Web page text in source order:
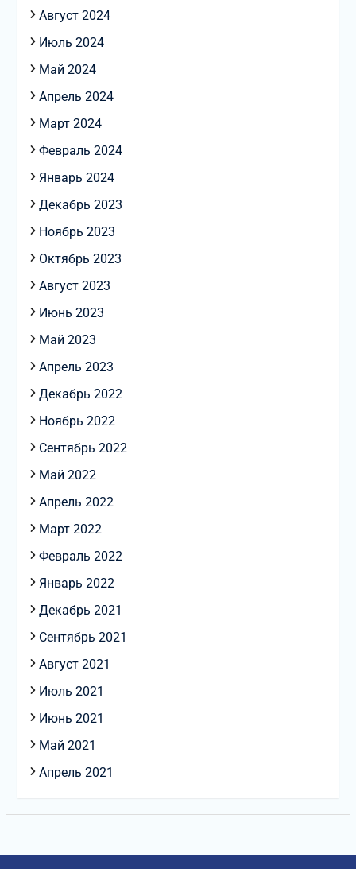
Август 2024
Июль 2024
Май 2024
Апрель 2024
Март 2024
Февраль 2024
Январь 2024
Декабрь 2023
Ноябрь 2023
Октябрь 2023
Август 2023
Июнь 2023
Май 2023
Апрель 2023
Декабрь 2022
Ноябрь 2022
Сентябрь 2022
Май 2022
Апрель 2022
Март 2022
Февраль 2022
Январь 2022
Декабрь 2021
Сентябрь 2021
Август 2021
Июль 2021
Июнь 2021
Май 2021
Апрель 2021